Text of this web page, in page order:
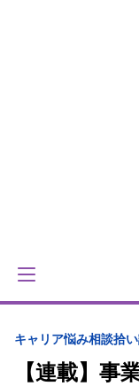
キャリア悩み相談拾
【連載】事